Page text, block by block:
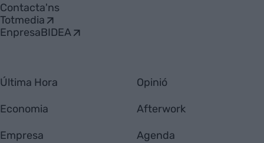
Contacta'ns
Totmedia
EnpresaBIDEA
Última Hora
Economia
Empresa
Opinió
Afterwork
Agenda